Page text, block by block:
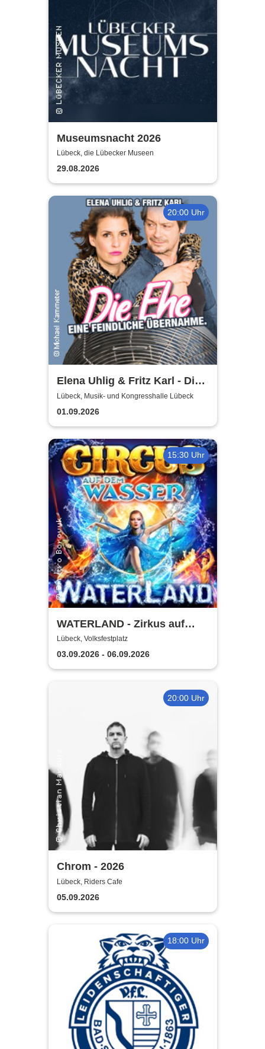
Museumsnacht 2026
Lübeck, die Lübecker Museen
29.08.2026
20:00 Uhr
Elena Uhlig & Fritz Karl - Die
Ehe - eine feindliche
Übernahme
Lübeck, Musik- und Kongresshalle Lübeck
01.09.2026
15:30 Uhr
WATERLAND - Zirkus auf
dem Wasser | Lübeck
Lübeck, Volksfestplatz
03.09.2026 - 06.09.2026
20:00 Uhr
Chrom - 2026
Lübeck, Riders Cafe
05.09.2026
18:00 Uhr